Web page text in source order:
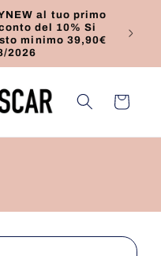
al tuo primo
del 10% Si
minimo 39,90€
2026
Carrello